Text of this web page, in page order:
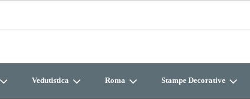
Vedutistica Roma Stampe Decorative